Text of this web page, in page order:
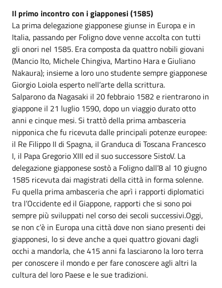
Il primo incontro con i giapponesi (1585)
La prima delegazione giapponese giunse in Europa e in
Italia, passando per Foligno dove venne accolta con tutti
gli onori nel 1585. Era composta da quattro nobili giovani
(Mancio Ito, Michele Chingiva, Martino Hara e Giuliano
Nakaura); insieme a loro uno studente sempre giapponese
Giorgio Loiola esperto nell’arte della scrittura.
Salparono da Nagasaki il 20 febbraio 1582 e rientrarono in
giappone il 21 luglio 1590, dopo un viaggio durato otto
anni e cinque mesi. Si trattò della prima ambasceria
nipponica che fu ricevuta dalle principali potenze europee:
il Re Filippo II di Spagna, il Granduca di Toscana Francesco
I, il Papa Gregorio XIII ed il suo successore SistoV. La
delegazione giapponese sostò a Foligno dall’8 al 10 giugno
1585 ricevuta dai magistrati della città in forma solenne.
Fu quella prima ambasceria che aprì i rapporti diplomatici
tra l’Occidente ed il Giappone, rapporti che si sono poi
sempre più sviluppati nel corso dei secoli successivi.Oggi,
se non c’è in Europa una città dove non siano presenti dei
giapponesi, lo si deve anche a quei quattro giovani dagli
occhi a mandorla, che 415 anni fa lasciarono la loro terra
per conoscere il mondo e per fare conoscere agli altri la
cultura del loro Paese e le sue tradizioni.